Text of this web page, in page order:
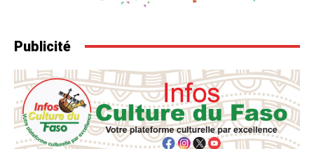
Publicité